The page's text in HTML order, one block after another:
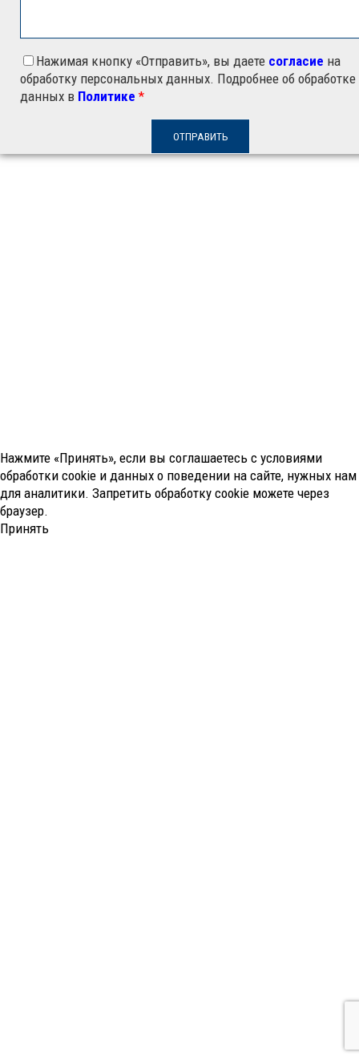
Нажимая кнопку «Отправить», вы даете согласие на
обработку персональных данных. Подробнее об обработке
данных в Политике *
Нажмите «Принять», если вы соглашаетесь с условиями
обработки cookie и данных о поведении на сайте, нужных нам
для аналитики. Запретить обработку cookie можете через
браузер.
Принять